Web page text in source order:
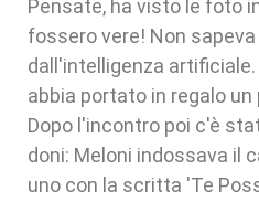
Pensate, ha visto le foto
fossero vere! Non
dall'intelligenza
abbia portato in regalo
Dopo l'incontro poi c'è
doni: Meloni indossava il
uno con la scritta 'Te